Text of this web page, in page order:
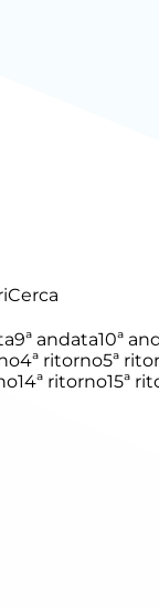
Cerca
9ª andata10ª
4ª ritorno5ª
14ª ritorno15ª